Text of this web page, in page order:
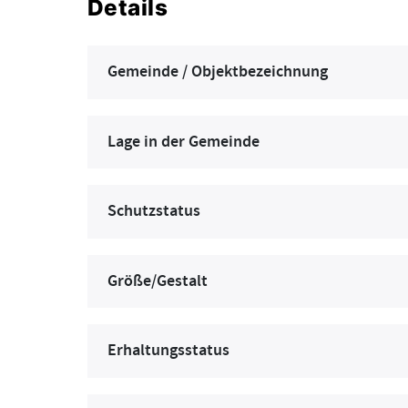
Details
Gemeinde / Objektbezeichnung
Lage in der Gemeinde
Schutzstatus
Größe/Gestalt
Erhaltungsstatus